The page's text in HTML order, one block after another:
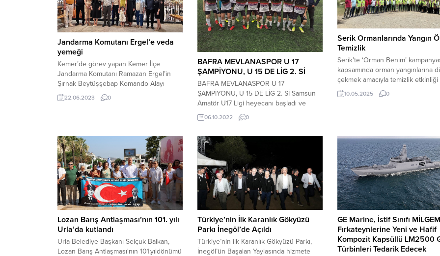
Jandarma Komutanı Ergel’e veda
yemeği
Kemer’de görev yapan Kemer İlçe
Jandarma Komutanı Ramazan Ergel’in
Şırnak Beytüşşebap Komando Alayı
4’ncü Komando Tabur Komutanı olarak
tayini çıkması nedeniyle veda yemeği
Belediye Başkanı Necati Topaloğlu,
Kemer Cumhuriyet Başsavcısı Gamze
Almalı ve Kemer Emniyet Müdürü Harun...
22.06.2023 0
BAFRA MEVLANASPOR U 17
ŞAMPİYONU, U 15 DE LİG 2. Sİ
BAFRA MEVLANASPOR U 17
ŞAMPİYONU, U 15 DE LİG 2. Sİ Samsun
Amatör U17 Ligi heyecanı başladı ve
Bafra Mevlanaspor U 17 D Grubu’nu
birinci ve şampiyon olarak tamamladı.
olarak Elit Lig’e yükseldi. U 17-
Mevlanaspor- U 17 Türk Telekomspor ile
karşılaştı.Üstünlüğü ele...
06.10.2022 0
Serik Ormanlarında Yangın
Temizlik
Serik’te ‘Orman Benim’
kapsamında orman yangınlarına
çekmek amacıyla temizlik etkinliği
düzenlendi. Serik’te ‘Orman Benim’
Kampanyası Etkinliği Geçen yıl
Antalya’nın Serik ilçesinde
Serik Akçapınar Mahallesi Uçansu
mevkisinde gerçekleştirilen
yerel yöneticiler ve vatandaşlar
araya...
10.05.2025 0
Lozan Barış Antlaşması’nın 101. yılı
Urla’da kutlandı
Urla Belediye Başkanı Selçuk Balkan,
Lozan Barış Antlaşması'nın 101.yıldönümü
Türkiye’nin İlk Karanlık Gökyüzü
Parkı İnegöl’de Açıldı
Türkiye’nin ilk Karanlık Gökyüzü Parkı,
İnegöl’ün Başalan Yaylasında hizmete
GE Marine, İstif Sınıfı MİLGEM
Fırkateynlerine Yeni ve Hafif
Kompozit Kapsüllü LM2500
Türbinleri Tedarik Edecek